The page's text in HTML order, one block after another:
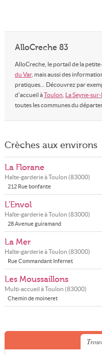
AlloCreche 83
AlloCreche, le portail de la
du Var, mais aussi des
pratiques... Découvrez par
d'accueil àToulon La Seyne-
toutes les communes du
Crèches aux environs
La Florane
Halte-garderie àToulon (83000)
212 Rue bonfante
L'Envol
Halte-garderie àToulon (83000)
28 Avenue guiramand
La Mer
Halte-garderie àToulon (83000)
Rue Commandant Infernet
Les Moussaillons
Multi-accueil àToulon (83000)
Chemin de moineret